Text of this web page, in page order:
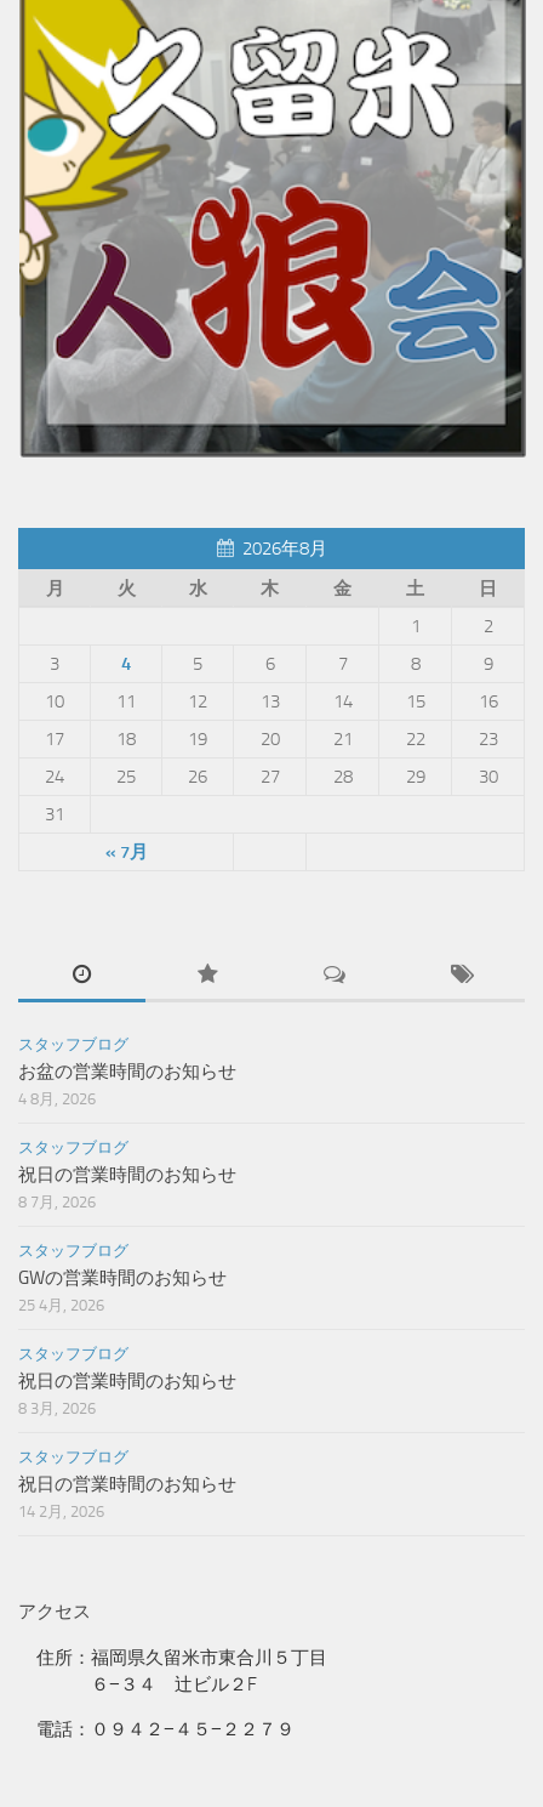
2026年8月
月
火 水 木 金 土 日
« 7月
1
2
3
4 5 6 7 8
9
10
11 12 13 14 15
16
17
18 19 20 21 22
23
24
25 26 27 28 29
30
31
スタッフブログ
お盆の営業時間のお知らせ
4 8月, 2026
スタッフブログ
祝日の営業時間のお知らせ
8 7月, 2026
スタッフブログ
GWの営業時間のお知らせ
25 4月, 2026
スタッフブログ
祝日の営業時間のお知らせ
8 3月, 2026
スタッフブログ
祝日の営業時間のお知らせ
14 2月, 2026
アクセス
住所：福岡県久留米市東合川５丁目
６−３４ 辻ビル２F
電話：０９４２−４５−２２７９